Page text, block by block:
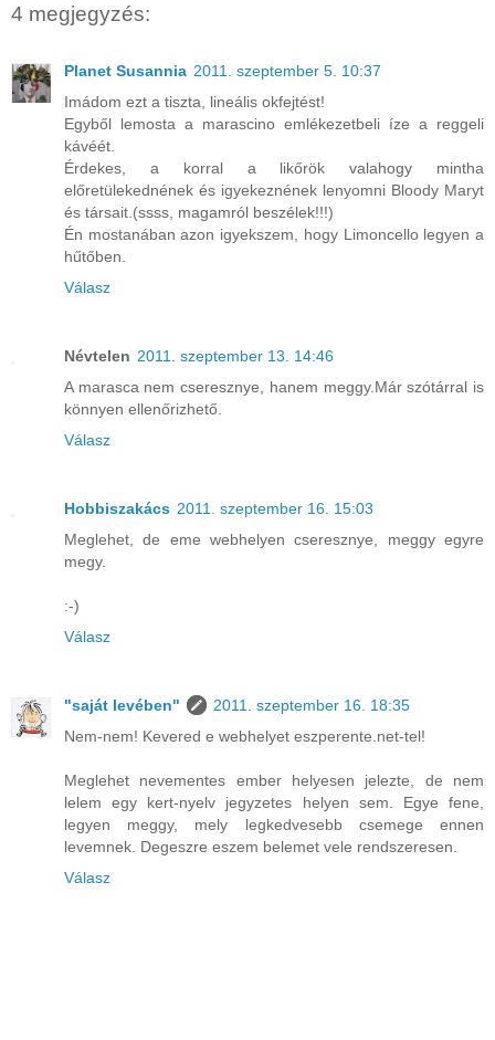
4 megjegyzés:
Planet Susannia 2011. szeptember 5. 10:37
Imádom ezt a tiszta, lineális okfejtést!
Egyből lemosta a marascino emlékezetbeli íze a reggeli
kávéét.
Érdekes, a korral a likőrök valahogy mintha
előretülekednének és igyekeznének lenyomni Bloody Maryt
és társait.(ssss, magamról beszélek!!!)
Én mostanában azon igyekszem, hogy Limoncello legyen a
hűtőben.
Válasz
Névtelen 2011. szeptember 13. 14:46
A marasca nem cseresznye, hanem meggy.Már szótárral is
könnyen ellenőrizhető.
Válasz
Hobbiszakács 2011. szeptember 16. 15:03
Meglehet, de eme webhelyen cseresznye, meggy egyre
megy.
:-)
Válasz
"saját levében"
2011. szeptember 16. 18:35
Nem-nem! Kevered e webhelyet eszperente.net-tel!
Meglehet nevementes ember helyesen jelezte, de nem
lelem egy kert-nyelv jegyzetes helyen sem. Egye fene,
legyen meggy, mely legkedvesebb csemege ennen
levemnek. Degeszre eszem belemet vele rendszeresen.
Válasz